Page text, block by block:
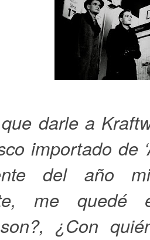
darle a
importado de
del año
me quedé
¿Con